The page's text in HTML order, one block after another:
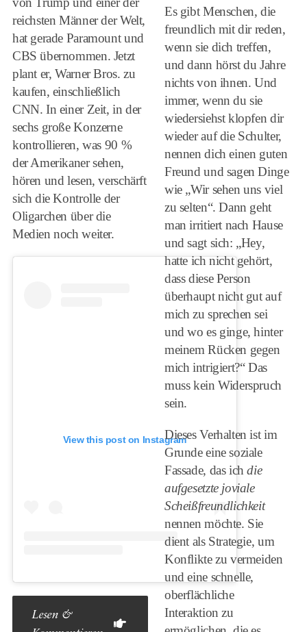
reichsten Männer der Welt,
hat gerade Paramount und
CBS übernommen. Jetzt
plant er, Warner Bros. zu
kaufen, einschließlich
CNN. In einer Zeit, in der
sechs große Konzerne
kontrollieren, was 90 %
der Amerikaner sehen,
hören und lesen, verschärft
sich die Kontrolle der
Oligarchen über die
Medien noch weiter.
View this post on Instagram
Lesen &
Es gibt Menschen, die
freundlich mit dir reden,
wenn sie dich treffen,
und dann hörst du Jahre
nichts von ihnen. Und
immer, wenn du sie
wiedersiehst klopfen dir
wieder auf die Schulter,
nennen dich einen guten
Freund und sagen Dinge
wie „Wir sehen uns viel
zu selten“. Dann geht
man irritiert nach Hause
und sagt sich: „Hey,
hatte ich nicht gehört,
dass diese Person
überhaupt nicht gut auf
mich zu sprechen sei
und wo es ginge, hinter
meinem Rücken gegen
mich intrigiert?“ Das
muss kein Widerspruch
sein.
Dieses Verhalten ist im
Grunde eine soziale
Fassade, das ichdie
aufgesetzte joviale
Scheißfreundlichkeit
nennen möchte. Sie
dient als Strategie, um
Konflikte zu vermeiden
und eine schnelle,
oberflächliche
Interaktion zu